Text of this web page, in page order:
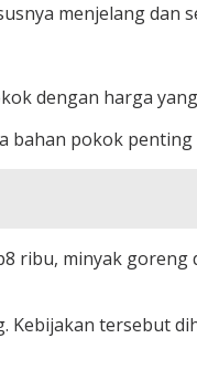
menjelang dan
dengan harga
bahan pokok
ribu, minyak goreng
Kebijakan tersebut